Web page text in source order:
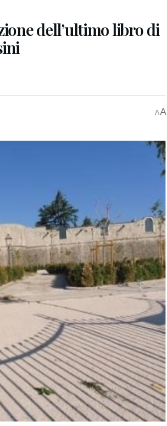
dell’ultimo libro di
AA